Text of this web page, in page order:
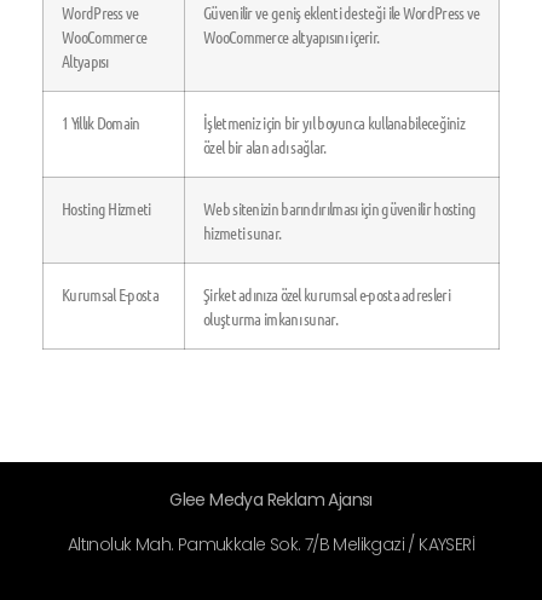
WordPress ve
WooCommerce
Altyapısı
Güvenilir ve geniş eklenti desteği ile WordPress ve
WooCommerce altyapısını içerir.
1 Yıllık Domain
İşletmeniz için bir yıl boyunca kullanabileceğiniz
özel bir alan adı sağlar.
Hosting Hizmeti
Web sitenizin barındırılması için güvenilir hosting
hizmeti sunar.
Kurumsal E-posta
Şirket adınıza özel kurumsal e-posta adresleri
oluşturma imkanı sunar.
Glee Medya Reklam Ajansı
Altınoluk Mah. Pamukkale Sok. 7/B Melikgazi / KAYSERİ